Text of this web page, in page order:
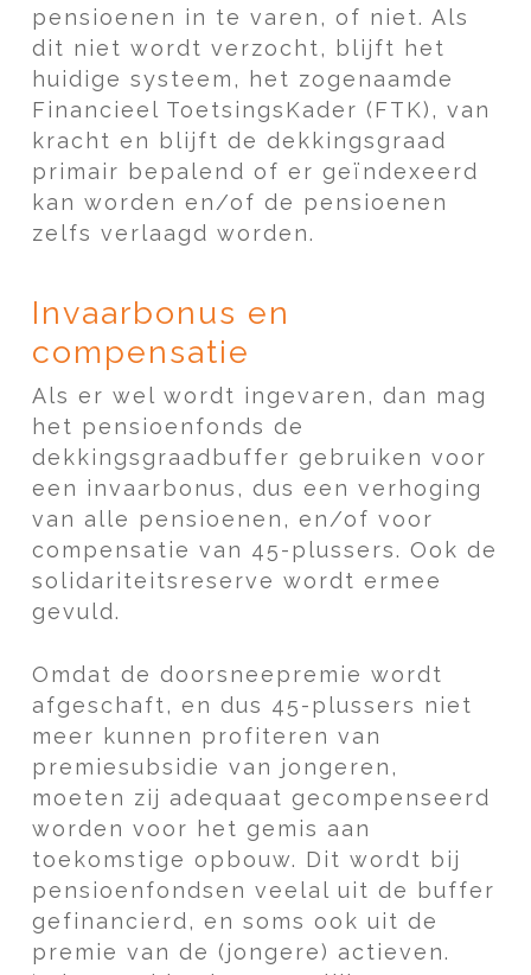
pensioenen in te varen, of niet. Als
dit niet wordt verzocht, blijft het
huidige systeem, het zogenaamde
Financieel ToetsingsKader (FTK), van
kracht en blijft de dekkingsgraad
primair bepalend of er geïndexeerd
kan worden en/of de pensioenen
zelfs verlaagd worden.
Invaarbonus en
compensatie
Als er wel wordt ingevaren, dan mag
het pensioenfonds de
dekkingsgraadbuffer gebruiken voor
een invaarbonus, dus een verhoging
van alle pensioenen, en/of voor
compensatie van 45-plussers. Ook de
solidariteitsreserve wordt ermee
gevuld.
Omdat de doorsneepremie wordt
afgeschaft, en dus 45-plussers niet
meer kunnen profiteren van
premiesubsidie van jongeren,
moeten zij adequaat gecompenseerd
worden voor het gemis aan
toekomstige opbouw. Dit wordt bij
pensioenfondsen veelal uit de buffer
gefinancierd, en soms ook uit de
premie van de (jongere) actieven.